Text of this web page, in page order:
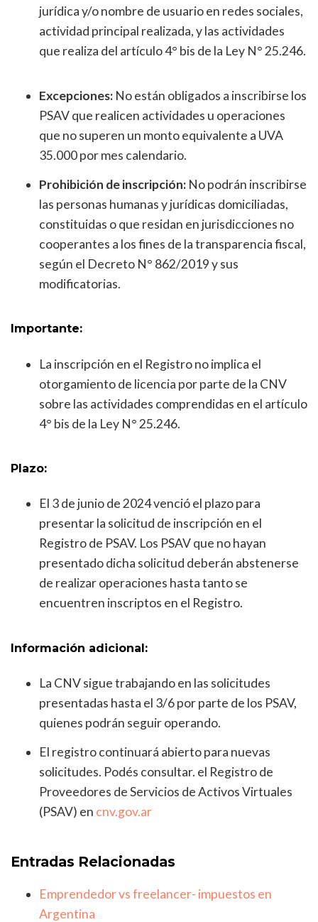
jurídica y/o nombre de usuario en redes sociales,
actividad principal realizada, y las actividades
que realiza del artículo 4° bis de la Ley N° 25.246.
Excepciones: No están obligados a inscribirse los
PSAV que realicen actividades u operaciones
que no superen un monto equivalente a UVA
35.000 por mes calendario.
Prohibición de inscripción: No podrán inscribirse
las personas humanas y jurídicas domiciliadas,
constituidas o que residan en jurisdicciones no
cooperantes a los fines de la transparencia fiscal,
según el Decreto N° 862/2019 y sus
modificatorias.
Importante:
La inscripción en el Registro no implica el
otorgamiento de licencia por parte de la CNV
sobre las actividades comprendidas en el artículo
4° bis de la Ley N° 25.246.
Plazo:
El 3 de junio de 2024 venció el plazo para
presentar la solicitud de inscripción en el
Registro de PSAV. Los PSAV que no hayan
presentado dicha solicitud deberán abstenerse
de realizar operaciones hasta tanto se
encuentren inscriptos en el Registro.
Información adicional:
La CNV sigue trabajando en las solicitudes
presentadas hasta el 3/6 por parte de los PSAV,
quienes podrán seguir operando.
El registro continuará abierto para nuevas
solicitudes. Podés consultar. el Registro de
Proveedores de Servicios de Activos Virtuales
(PSAV) en cnv.gov.ar
Entradas Relacionadas
Emprendedor vs freelancer- impuestos en
Argentina